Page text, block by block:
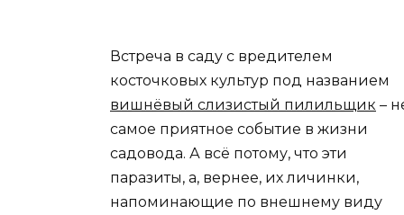
Встреча в саду с вредителем
косточковых культур под названием
вишнёвый слизистый пилильщик –
самое приятное событие в жизни
садовода. А всё потому, что эти
паразиты, а, вернее, их личинки,
напоминающие по внешнему виду